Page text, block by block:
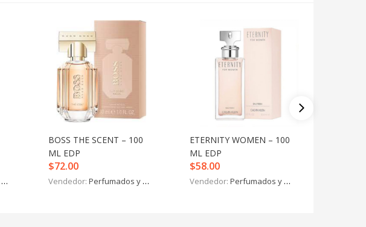
BOSS THE SCENT – 100
ML EDP
$72.00
Vendedor: Perfumados y más
ETERNITY WOMEN – 100
ML EDP
$58.00
Vendedor: Perfumados y más